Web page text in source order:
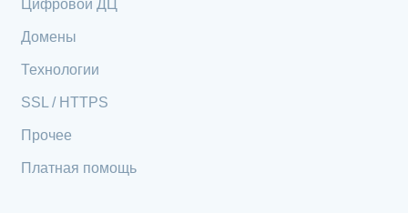
Цифровой ДЦ
Домены
Технологии
SSL / HTTPS
Прочее
Платная помощь